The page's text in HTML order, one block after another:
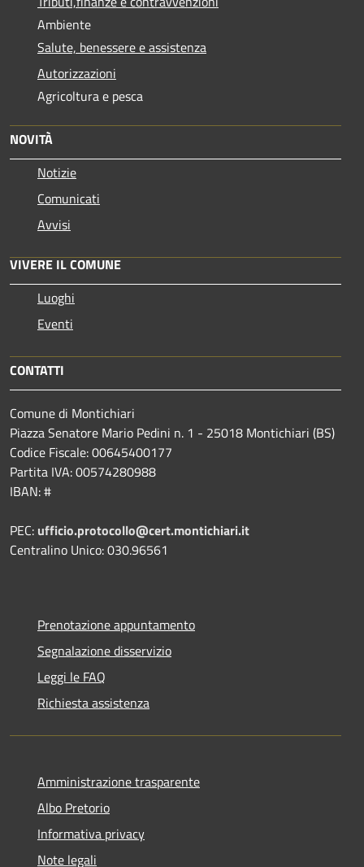
Ambiente
Salute, benessere e assistenza
Autorizzazioni
Agricoltura e pesca
NOVITÀ
Notizie
Comunicati
Avvisi
VIVERE IL COMUNE
Luoghi
Eventi
CONTATTI
Comune di Montichiari
Piazza Senatore Mario Pedini n. 1 - 25018 Montichiari (BS)
Codice Fiscale: 00645400177
Partita IVA: 00574280988
IBAN: #
PEC: ufficio.protocollo@cert.montichiari.it
Centralino Unico: 030.96561
Prenotazione appuntamento
Segnalazione disservizio
Leggi le FAQ
Richiesta assistenza
Amministrazione trasparente
Albo Pretorio
Informativa privacy
Note legali